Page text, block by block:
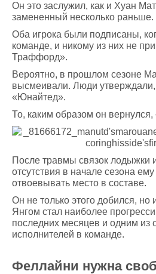
Он это заслужил, как и Хуан
замененный несколько раньше.
Оба игрока были подписаны,
команде, и никому из них не
Траффорд».
Вероятно, в прошлом сезоне
высмеивали. Люди утверждали,
«Юнайтед».
То, каким образом он вернулся,
После травмы связок лодыжки
отсутствия в начале сезона
отвоевывать место в составе.
Он не только этого добился,
Янгом стал наиболее
последних месяцев и одним из
исполнителей в команде.
Феллайни нужна